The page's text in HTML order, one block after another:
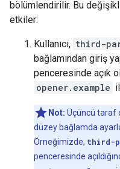
bölümlendirilir. Bu
etkiler:
Kullanıcı, third-
bağlamından giriş
penceresinde açık
opener.example
Not: Üçüncü taraf
düzey bağlamda
Örneğimizde, third-
penceresinde